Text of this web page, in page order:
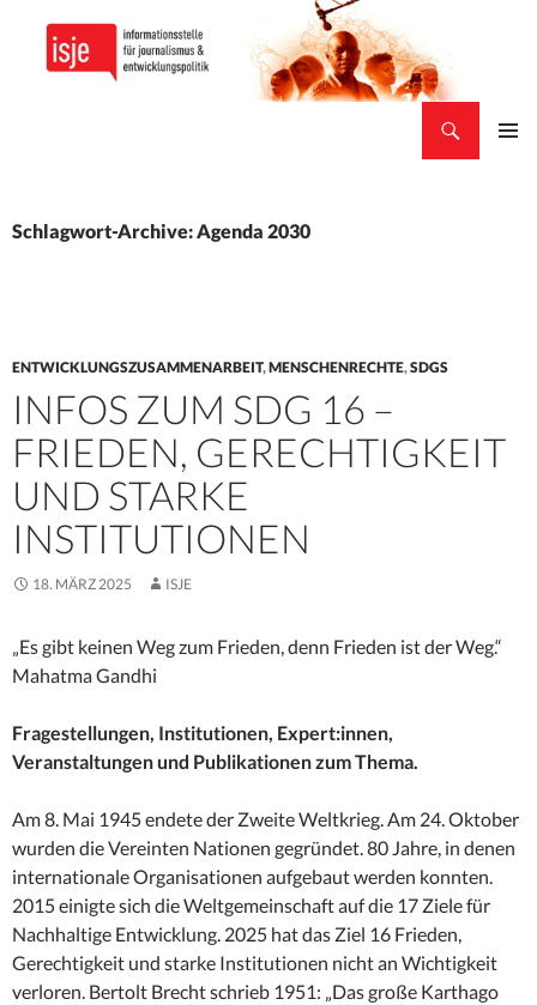
Schlagwort-Archive: Agenda 2030
ENTWICKLUNGSZUSAMMENARBEIT,MENSCHENRECHTE,SDGS
INFOS ZUM SDG 16 –
FRIEDEN, GERECHTIGKEIT
UND STARKE
INSTITUTIONEN
18. MÄRZ 2025 ISJE
„Es gibt keinen Weg zum Frieden, denn Frieden ist der Weg.“
Mahatma Gandhi
Fragestellungen, Institutionen, Expert:innen,
Veranstaltungen und Publikationen zum Thema.
Am 8. Mai 1945 endete der Zweite Weltkrieg. Am 24. Oktober
wurden die Vereinten Nationen gegründet. 80 Jahre, in denen
internationale Organisationen aufgebaut werden konnten.
2015 einigte sich die Weltgemeinschaft auf die 17 Ziele für
Nachhaltige Entwicklung. 2025 hat das Ziel 16 Frieden,
Gerechtigkeit und starke Institutionen nicht an Wichtigkeit
verloren. Bertolt Brecht schrieb 1951: „Das große Karthago